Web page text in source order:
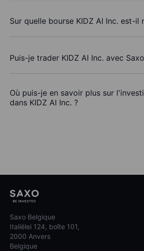
Sur quelle bourse KIDZ AI Inc. est-il
Puis-je trader KIDZ AI Inc. avec
Où puis-je en savoir plus sur
dans KIDZ AI Inc. ?
Saxo Belgique
Italiëlei 124, boîte 101,
2000 Anvers
Belgique